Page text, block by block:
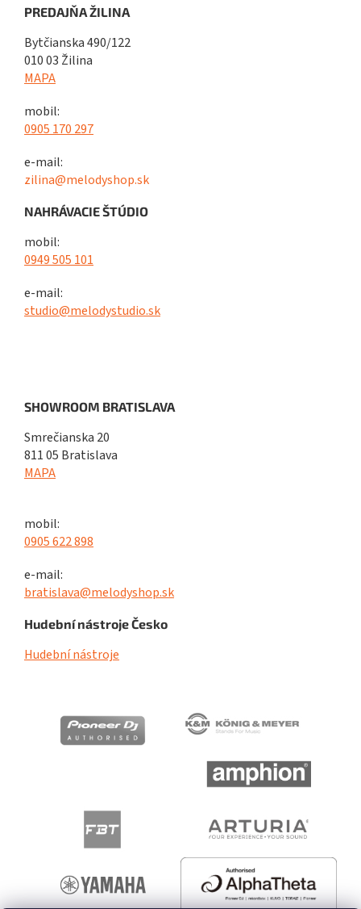
PREDAJŇA ŽILINA
Bytčianska 490/122
010 03 Žilina
MAPA
mobil:
0905 170 297
e-mail:
zilina@melodyshop.sk
NAHRÁVACIE ŠTÚDIO
mobil:
0949 505 101
e-mail:
studio@melodystudio.sk
SHOWROOM BRATISLAVA
Smrečianska 20
811 05 Bratislava
MAPA
mobil:
0905 622 898
e-mail:
bratislava@melodyshop.sk
Hudební nástroje Česko
Hudební nástroje